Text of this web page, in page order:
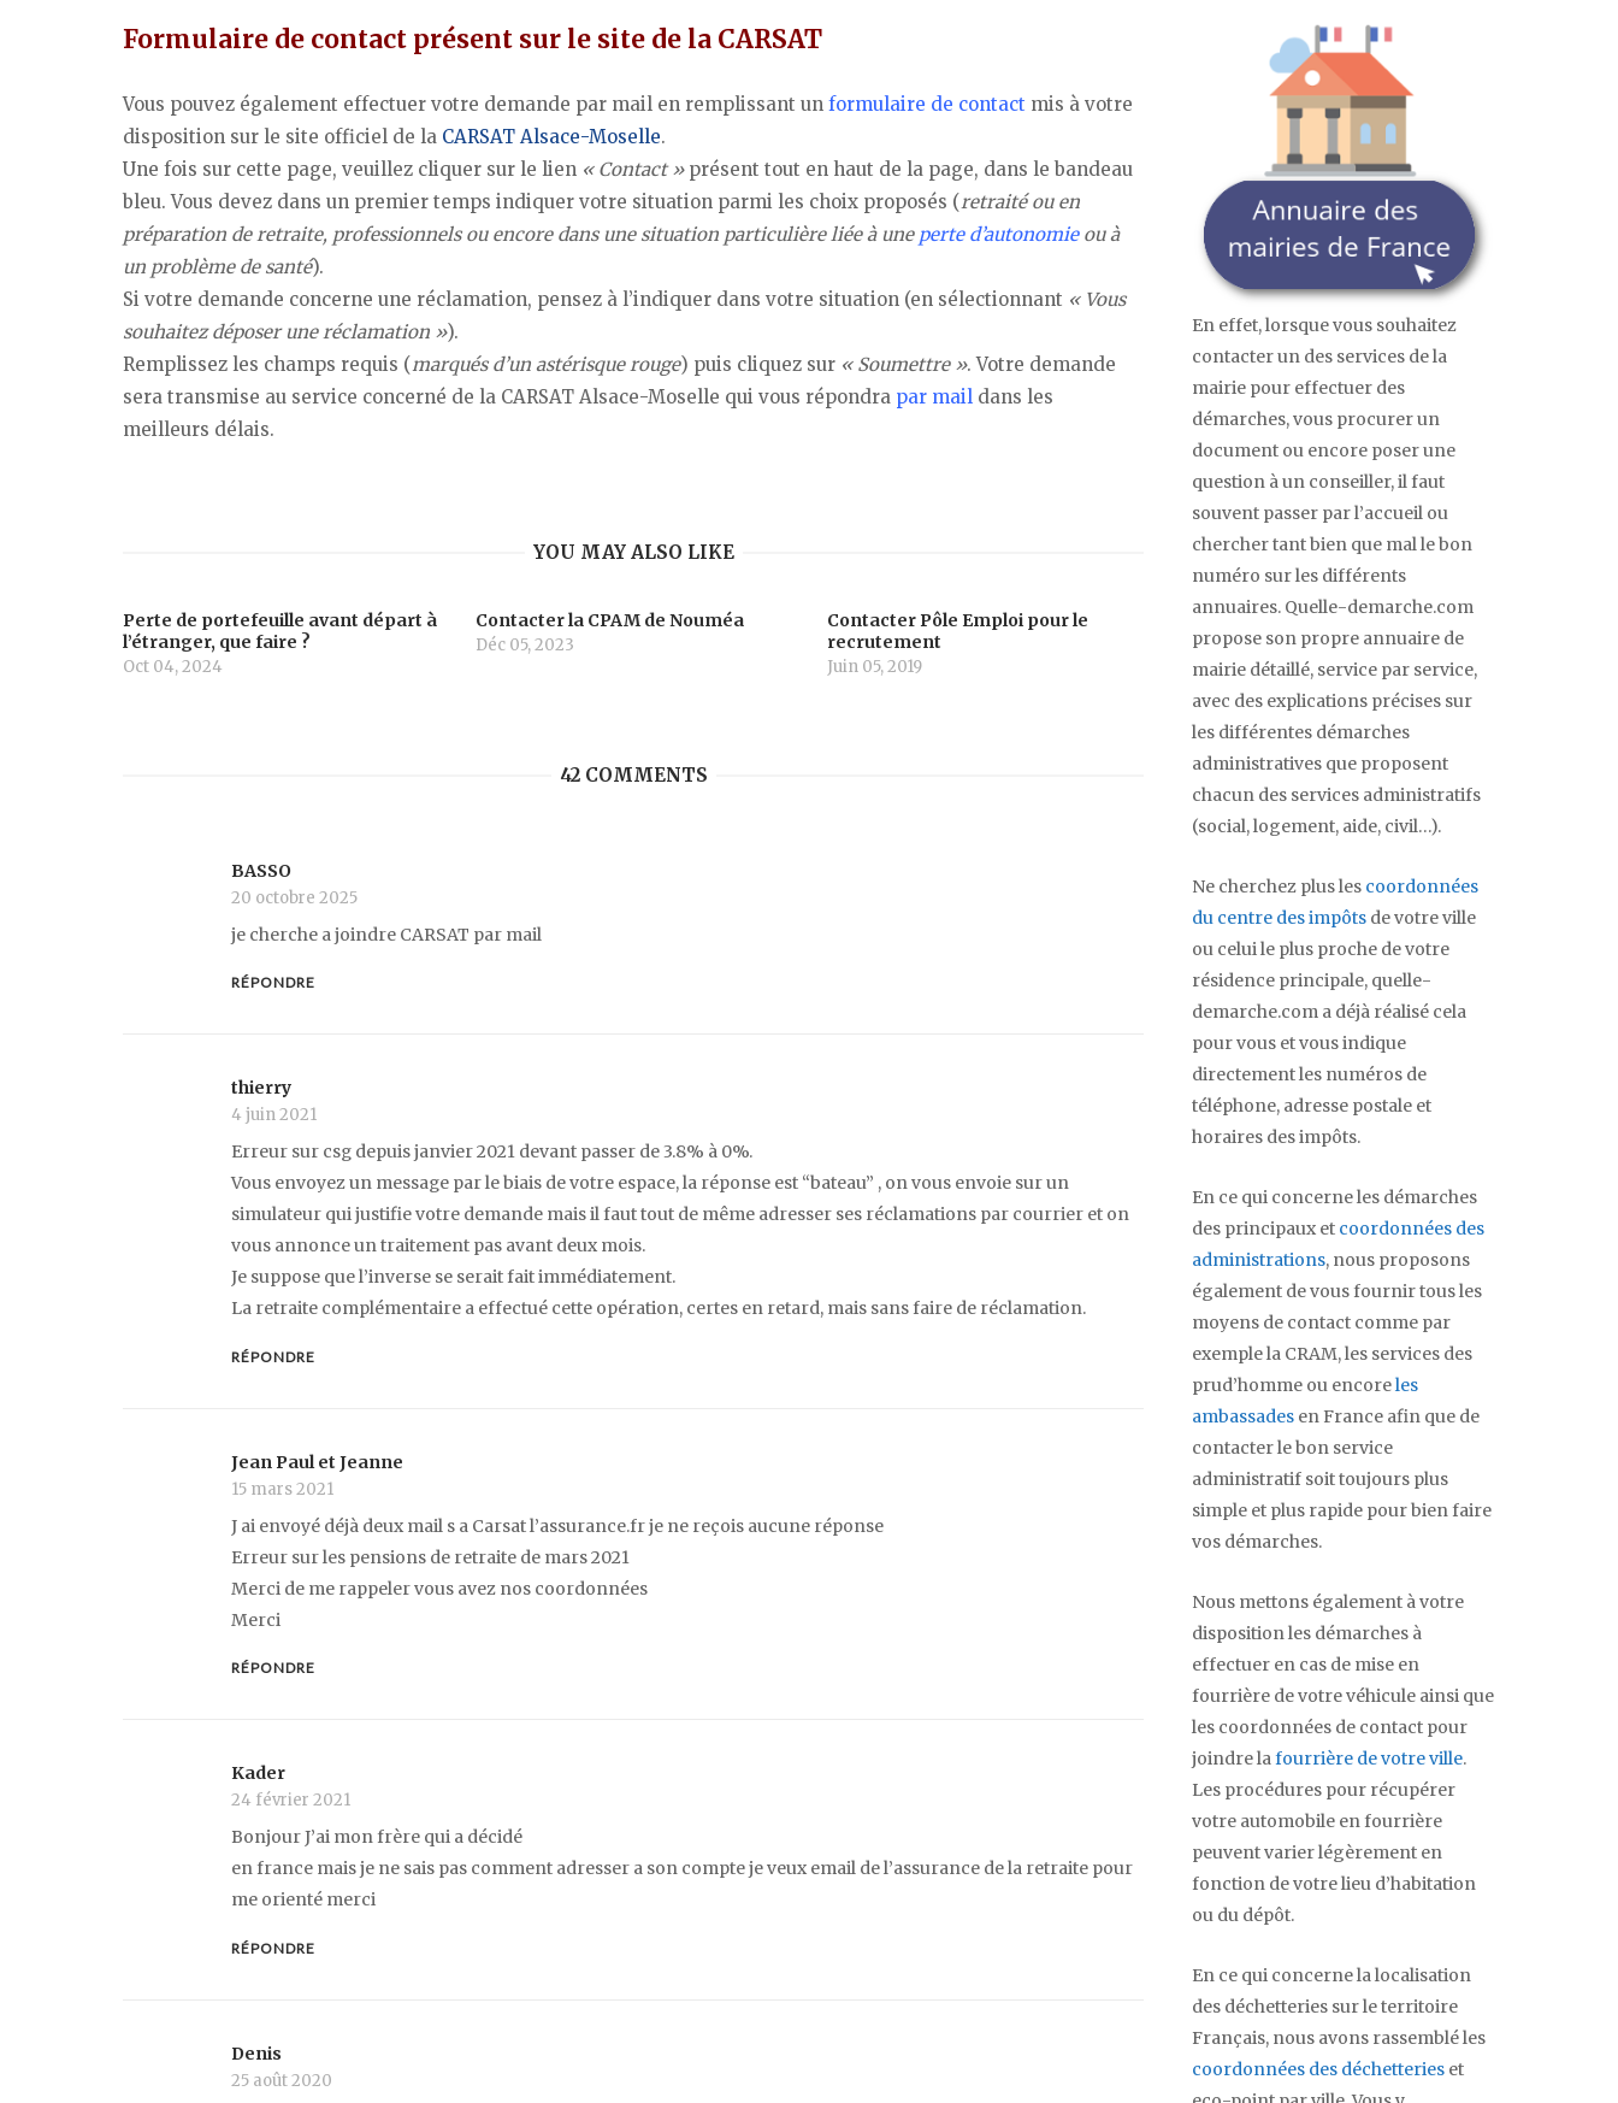
Formulaire de contact présent sur le site de la CARSAT
Vous pouvez également effectuer votre demande par mail en remplissant un formulaire de contact mis à votre
disposition sur le site officiel de la CARSAT Alsace-Moselle.
Une fois sur cette page, veuillez cliquer sur le lien « Contact »présent tout en haut de la page, dans le bandeau
bleu. Vous devez dans un premier temps indiquer votre situation parmi les choix proposés (retraité ou en
préparation de retraite, professionnels ou encore dans une situation particulière liée à une perte d’autonomieou à
un problème de santé).
Si votre demande concerne une réclamation, pensez à l’indiquer dans votre situation (en sélectionnant « Vous
souhaitez déposer une réclamation »).
Remplissez les champs requis (marqués d’un astérisque rouge) puis cliquez sur « Soumettre ». Votre demande
sera transmise au service concerné de la CARSAT Alsace-Moselle qui vous répondra par mail dans les
meilleurs délais.
YOU MAY ALSO LIKE
Perte de portefeuille avant départ à
l’étranger, que faire ?
Oct 04, 2024
Contacter la CPAM de Nouméa
Déc 05, 2023
Contacter Pôle Emploi pour le
recrutement
Juin 05, 2019
42 COMMENTS
BASSO
20 octobre 2025
je cherche a joindre CARSAT par mail
RÉPONDRE
thierry
4 juin 2021
Erreur sur csg depuis janvier 2021 devant passer de 3.8% à 0%.
Vous envoyez un message par le biais de votre espace, la réponse est “bateau” , on vous envoie sur un
simulateur qui justifie votre demande mais il faut tout de même adresser ses réclamations par courrier et on
vous annonce un traitement pas avant deux mois.
Je suppose que l’inverse se serait fait immédiatement.
La retraite complémentaire a effectué cette opération, certes en retard, mais sans faire de réclamation.
RÉPONDRE
Jean Paul et Jeanne
15 mars 2021
J ai envoyé déjà deux mail s a Carsat l’assurance.fr je ne reçois aucune réponse
Erreur sur les pensions de retraite de mars 2021
Merci de me rappeler vous avez nos coordonnées
Merci
RÉPONDRE
Kader
24 février 2021
Bonjour J’ai mon frère qui a décidé
en france mais je ne sais pas comment adresser a son compte je veux email de l’assurance de la retraite pour
me orienté merci
RÉPONDRE
Denis
25 août 2020
En effet, lorsque vous souhaitez
contacter un des services de la
mairie pour effectuer des
démarches, vous procurer un
document ou encore poser une
question à un conseiller, il faut
souvent passer par l’accueil ou
chercher tant bien que mal le bon
numéro sur les différents
annuaires. Quelle-demarche.com
propose son propre annuaire de
mairie détaillé, service par service,
avec des explications précises sur
les différentes démarches
administratives que proposent
chacun des services administratifs
(social, logement, aide, civil…).
Ne cherchez plus les coordonnées
du centre des impôts de votre ville
ou celui le plus proche de votre
résidence principale, quelle-
demarche.com a déjà réalisé cela
pour vous et vous indique
directement les numéros de
téléphone, adresse postale et
horaires des impôts.
En ce qui concerne les démarches
des principaux et coordonnées des
administrations, nous proposons
également de vous fournir tous les
moyens de contact comme par
exemple la CRAM, les services des
prud’homme ou encoreles
ambassades en France afin que de
contacter le bon service
administratif soit toujours plus
simple et plus rapide pour bien faire
vos démarches.
Nous mettons également à votre
disposition les démarches à
effectuer en cas de mise en
fourrière de votre véhicule ainsi que
les coordonnées de contact pour
joindre lafourrière de votre ville.
Les procédures pour récupérer
votre automobile en fourrière
peuvent varier légèrement en
fonction de votre lieu d’habitation
ou du dépôt.
En ce qui concerne la localisation
des déchetteries sur le territoire
Français, nous avons rassemblé les
coordonnées des déchetteries et